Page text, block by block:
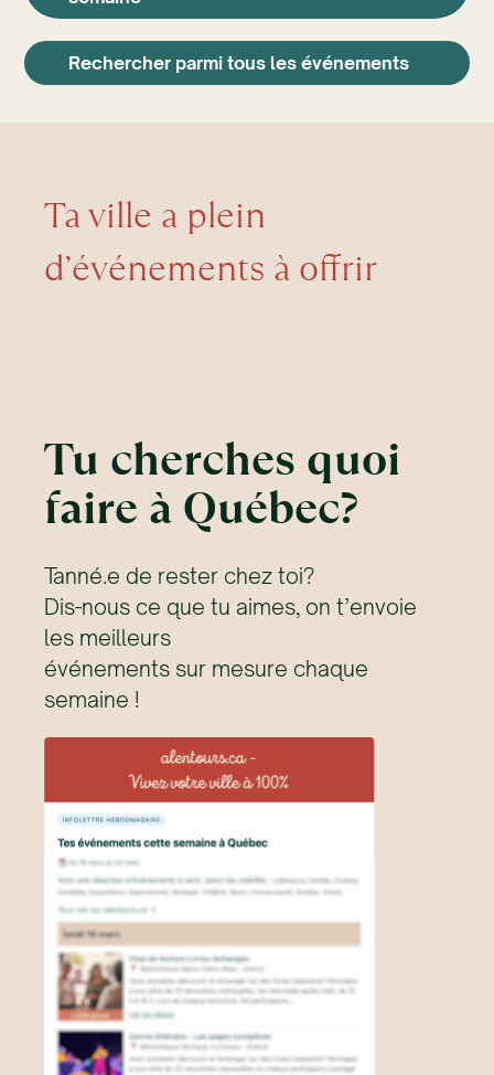
Rechercher parmi tous les événements
Ta ville a plein
d’événements à offrir
Tu cherches quoi
faire à Québec?
Tanné.e de rester chez toi?
Dis-nous ce que tu aimes, on t’envoie
les meilleurs
événements sur mesure chaque
semaine !